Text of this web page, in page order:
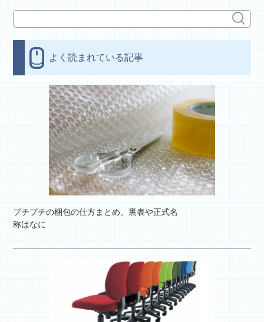
よく読まれている記事
プチプチの梱包の仕方まとめ。裏表や正式名
称はなに